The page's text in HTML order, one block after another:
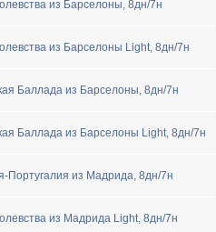
из Барселоны, 8дн/7н
из Барселоны Light, 8дн/7н
Баллада из Барселоны, 8дн/7н
Баллада из Барселоны Light, 8дн/7н
Португалия из Мадрида, 8дн/7н
из Мадрида Light, 8дн/7н